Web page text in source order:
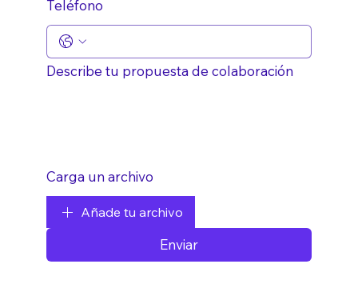
Teléfono
Describe tu propuesta de colaboración
Carga un archivo
Añade tu archivo
Enviar